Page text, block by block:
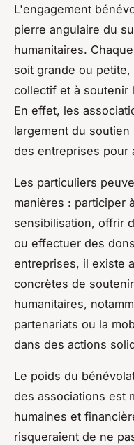
L'engagement
pierre angulaire du
humanitaires.
soit grande ou
collectif et à soutenir
En effet, les
largement du
des entreprises pour
Les particuliers
manières : participer
sensibilisation, offrir
ou effectuer des
entreprises, il existe
concrètes de
humanitaires,
partenariats ou la
dans des actions
Le poids du
des associations est
humaines et
risqueraient de ne